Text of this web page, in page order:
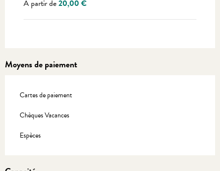
À partir de20,00 €
Moyens de paiement
Cartes de paiement
Chèques Vacances
Espèces